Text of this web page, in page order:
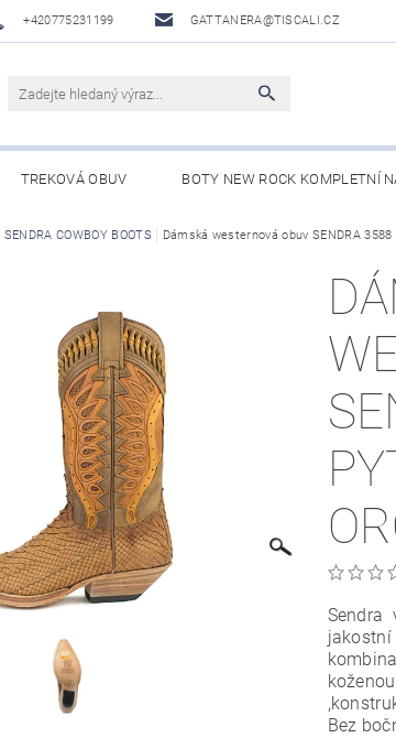
+420775231199 GATTANERA@TISCALI.CZ
TREKOVÁ OBUV BOTY NEW ROCK KOMPLETNÍ
WESTERN BELTS /WESTERNOVÉ OPASKY/
SENDRA COWBOY BOOTS Dámská westernová obuv SENDRA 3588
Sendra
jakostní
Bez